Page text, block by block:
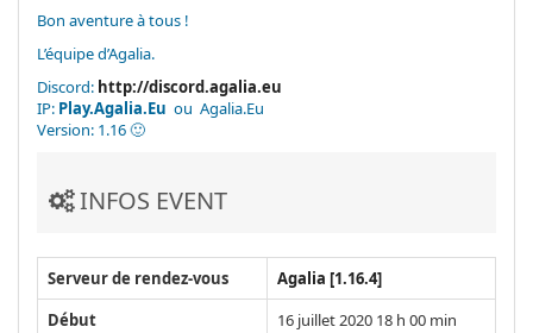
Bon aventure à tous !
L’équipe d’Agalia.
Discord: http://discord.agalia.eu
IP: Play.Agalia.Eu ou Agalia.Eu
Version: 1.16 🙂
INFOS EVENT
Serveur de rendez-vous
Agalia [1.16.4]
Début
16 juillet 2020 18 h 00 min